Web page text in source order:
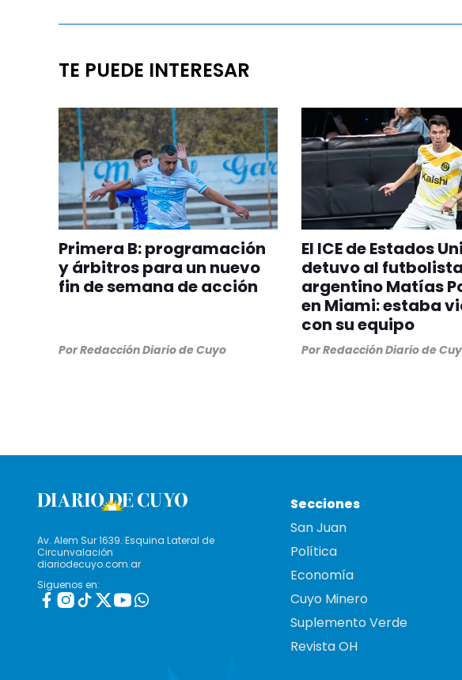
TE PUEDE INTERESAR
Primera B: programación
y árbitros para un nuevo
fin de semana de acción
PorRedacción Diario de Cuyo
El ICE de Estados
detuvo al futbolista
argentino Matías
en Miami: estaba
con su equipo
PorRedacción Diario de
Av. Alem Sur 1639. Esquina Lateral de
Circunvalación
diariodecuyo.com.ar
Siguenos en:
Secciones
San Juan
Política
Economía
Cuyo Minero
Suplemento Verde
Revista OH